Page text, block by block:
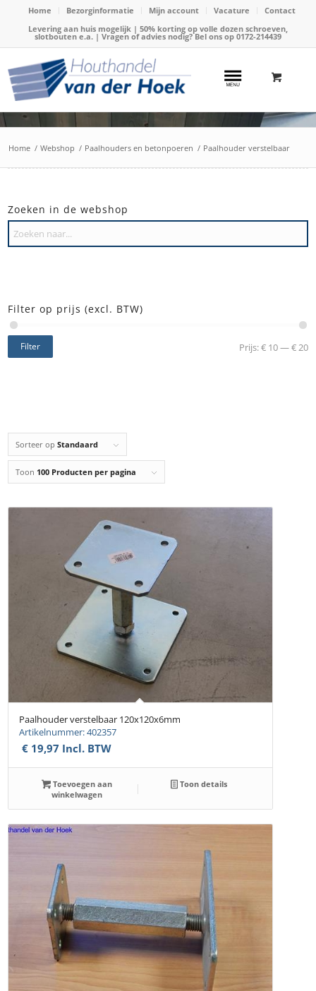
Home Bezorginformatie Mijn account Vacature
Contact
Levering aan huis mogelijk | 50% korting op volle dozen schroeven,
slotbouten e.a. | Vragen of advies nodig? Bel ons op 0172-214439
Home / Webshop / Paalhouders en betonpoeren / Paalhouder verstelbaar
Sorteer opStandaard
Toon 100 Producten per pagina
Paalhouder verstelbaar 120x120x6mm
Artikelnummer: 402357
€ 19,97 Incl. BTW
Toevoegen aan
winkelwagen
Toon details
Zoeken in de webshop
Filter op prijs (excl. BTW)
Filter Prijs:€ 10—€ 20